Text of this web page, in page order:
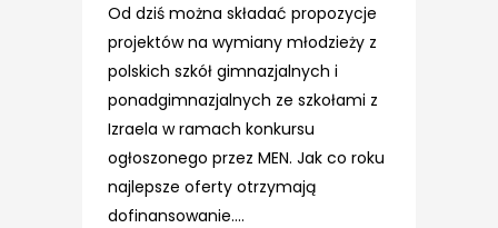
Od dziś można składać propozycje
projektów na wymiany młodzieży z
polskich szkół gimnazjalnych i
ponadgimnazjalnych ze szkołami z
Izraela w ramach konkursu
ogłoszonego przez MEN. Jak co roku
najlepsze oferty otrzymają
dofinansowanie....